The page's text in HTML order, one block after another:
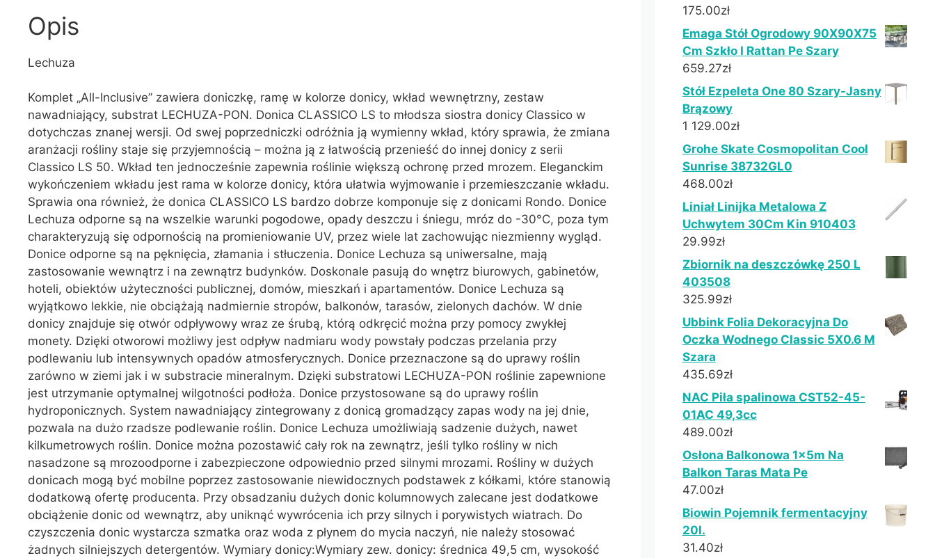
Opis
Lechuza
Komplet „All-Inclusive” zawiera doniczkę, ramę w kolorze donicy, wkład wewnętrzny, zestaw
nawadniający, substrat LECHUZA-PON. Donica CLASSICO LS to młodsza siostra donicy Classico w
dotychczas znanej wersji. Od swej poprzedniczki odróżnia ją wymienny wkład, który sprawia, że zmiana
aranżacji rośliny staje się przyjemnością – można ją z łatwością przenieść do innej donicy z serii
Classico LS 50. Wkład ten jednocześnie zapewnia roślinie większą ochronę przed mrozem. Eleganckim
wykończeniem wkładu jest rama w kolorze donicy, która ułatwia wyjmowanie i przemieszczanie wkładu.
Sprawia ona również, że donica CLASSICO LS bardzo dobrze komponuje się z donicami Rondo. Donice
Lechuza odporne są na wszelkie warunki pogodowe, opady deszczu i śniegu, mróz do -30°C, poza tym
charakteryzują się odpornością na promieniowanie UV, przez wiele lat zachowując niezmienny wygląd.
Donice odporne są na pęknięcia, złamania i stłuczenia. Donice Lechuza są uniwersalne, mają
zastosowanie wewnątrz i na zewnątrz budynków. Doskonale pasują do wnętrz biurowych, gabinetów,
hoteli, obiektów użyteczności publicznej, domów, mieszkań i apartamentów. Donice Lechuza są
wyjątkowo lekkie, nie obciążają nadmiernie stropów, balkonów, tarasów, zielonych dachów. W dnie
donicy znajduje się otwór odpływowy wraz ze śrubą, którą odkręcić można przy pomocy zwykłej
monety. Dzięki otworowi możliwy jest odpływ nadmiaru wody powstały podczas przelania przy
podlewaniu lub intensywnych opadów atmosferycznych. Donice przeznaczone są do uprawy roślin
zarówno w ziemi jak i w substracie mineralnym. Dzięki substratowi LECHUZA-PON roślinie zapewnione
jest utrzymanie optymalnej wilgotności podłoża. Donice przystosowane są do uprawy roślin
hydroponicznych. System nawadniający zintegrowany z donicą gromadzący zapas wody na jej dnie,
pozwala na dużo rzadsze podlewanie roślin. Donice Lechuza umożliwiają sadzenie dużych, nawet
kilkumetrowych roślin. Donice można pozostawić cały rok na zewnątrz, jeśli tylko rośliny w nich
nasadzone są mrozoodporne i zabezpieczone odpowiednio przed silnymi mrozami. Rośliny w dużych
donicach mogą być mobilne poprzez zastosowanie niewidocznych podstawek z kółkami, które stanowią
dodatkową ofertę producenta. Przy obsadzaniu dużych donic kolumnowych zalecane jest dodatkowe
obciążenie donic od wewnątrz, aby uniknąć wywrócenia ich przy silnych i porywistych wiatrach. Do
czyszczenia donic wystarcza szmatka oraz woda z płynem do mycia naczyń, nie należy stosować
żadnych silniejszych detergentów. Wymiary donicy:Wymiary zew. donicy: średnica 49,5 cm, wysokość
175.00zł
Emaga Stół Ogrodowy 90X90X75
Cm Szkło I Rattan Pe Szary
659.27zł
Stół Ezpeleta One 80 Szary-Jasny
Brązowy
1 129.00zł
Grohe Skate Cosmopolitan Cool
Sunrise 38732GL0
468.00zł
Liniał Linijka Metalowa Z
Uchwytem 30Cm Kin 910403
29.99zł
Zbiornik na deszczówkę 250 L
403508
325.99zł
Ubbink Folia Dekoracyjna Do
Oczka Wodnego Classic 5X0.6 M
Szara
435.69zł
NAC Piła spalinowa CST52-45-
01AC 49,3cc
489.00zł
Osłona Balkonowa 1x5m Na
Balkon Taras Mata Pe
47.00zł
Biowin Pojemnik fermentacyjny
20l.
31.40zł